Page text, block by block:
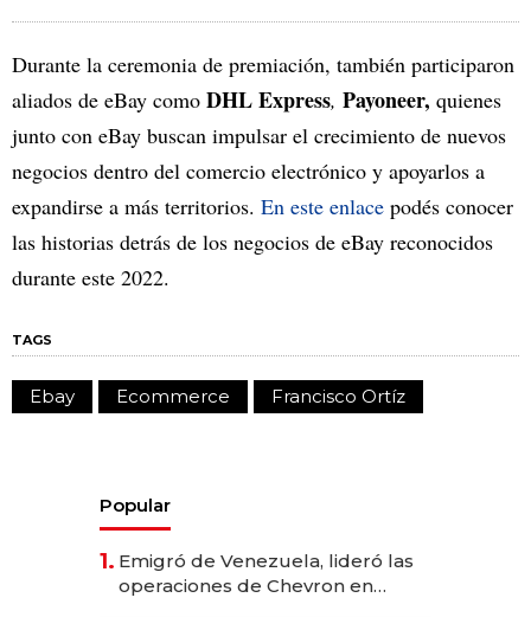
Durante la ceremonia de premiación, también participaron
aliados de eBay como DHL Express, Payoneer, quienes
junto con eBay buscan impulsar el crecimiento de nuevos
negocios dentro del comercio electrónico y apoyarlos a
expandirse a más territorios. En este enlace podés conocer
las historias detrás de los negocios de eBay reconocidos
durante este 2022.
TAGS
Ebay Ecommerce Francisco Ortíz
Popular
1. Emigró de Venezuela, lideró las
operaciones de Chevron en